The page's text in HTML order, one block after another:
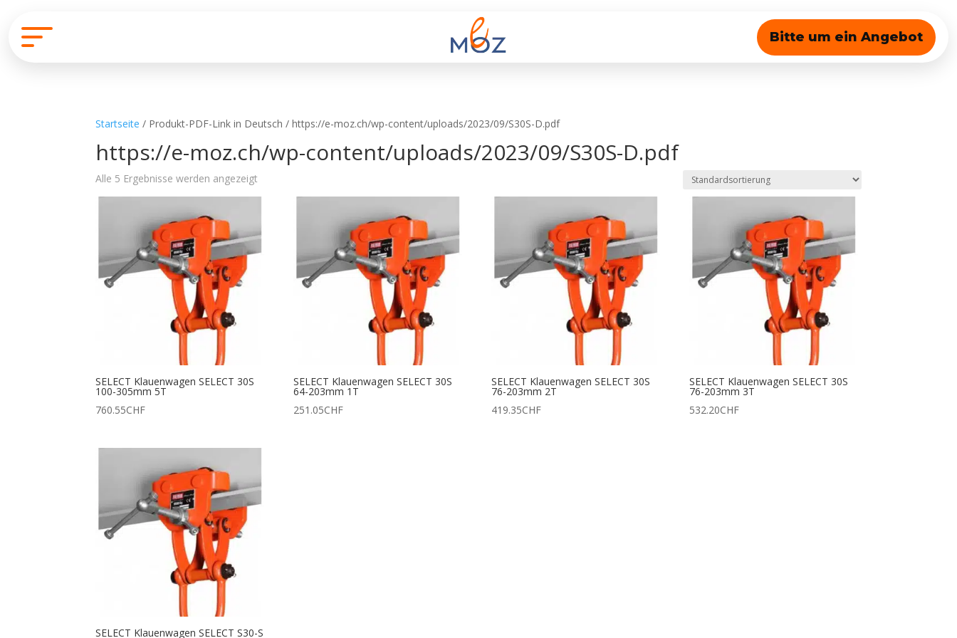
Bitte um ein Angebot
Startseite / Produkt-PDF-Link in Deutsch / https://e-moz.ch/wp-content/uploads/2023/09/S30S-D.pdf
https://e-moz.ch/wp-content/uploads/2023/09/S30S-D.pdf
Alle 5 Ergebnisse werden angezeigt
SELECT Klauenwagen SELECT 30S
100-305mm 5T
760.55CHF
SELECT Klauenwagen SELECT 30S
64-203mm 1T
251.05CHF
SELECT Klauenwagen SELECT 30S
76-203mm 2T
419.35CHF
SELECT Klauenwagen SELECT 30S
76-203mm 3T
532.20CHF
SELECT Klauenwagen SELECT S30-S